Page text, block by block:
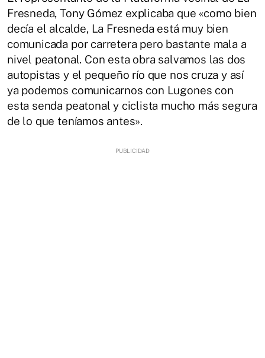
Fresneda, Tony Gómez explicaba que «como bien
decía el alcalde, La Fresneda está muy bien
comunicada por carretera pero bastante mala a
nivel peatonal. Con esta obra salvamos las dos
autopistas y el pequeño río que nos cruza y así
ya podemos comunicarnos con Lugones con
esta senda peatonal y ciclista mucho más segura
de lo que teníamos antes».